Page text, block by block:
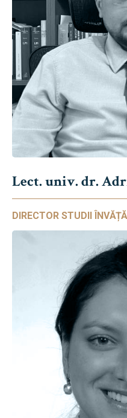
Lect. univ. dr.
DIRECTOR STUDII